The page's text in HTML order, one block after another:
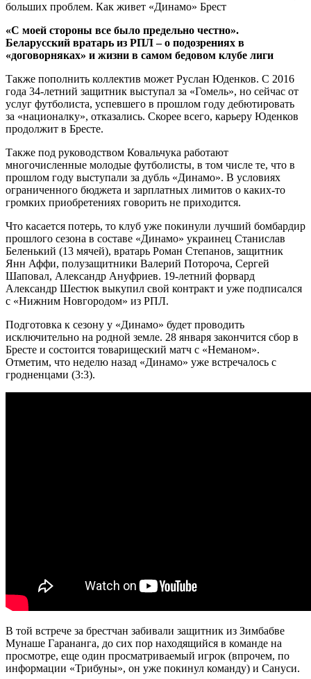
«С моей стороны все было предельно честно».
Беларусский вратарь из РПЛ – о подозрениях в
«договорняках» и жизни в самом бедовом клубе лиги
Также пополнить коллектив может Руслан Юденков. С 2016
года 34-летний защитник выступал за «Гомель», но сейчас от
услуг футболиста, успевшего в прошлом году дебютировать
за «националку», отказались. Скорее всего, карьеру Юденков
продолжит в Бресте.
Также под руководством Ковальчука работают
многочисленные молодые футболисты, в том числе те, что в
прошлом году выступали за дубль «Динамо». В условиях
ограниченного бюджета и зарплатных лимитов о каких-то
громких приобретениях говорить не приходится.
Что касается потерь, то клуб уже покинули лучший бомбардир
прошлого сезона в составе «Динамо» украинец Станислав
Беленький (13 мячей), вратарь Роман Степанов, защитник
Янн Аффи, полузащитники Валерий Потороча, Сергей
Шаповал, Александр Ануфриев. 19-летний форвард
Александр Шестюк выкупил свой контракт и уже подписался
с «Нижним Новгородом» из РПЛ.
Подготовка к сезону у «Динамо» будет проводить
исключительно на родной земле. 28 января закончится сбор в
Бресте и состоится товарищеский матч с «Неманом».
Отметим, что неделю назад «Динамо» уже встречалось с
гродненцами (3:3).
В той встрече за брестчан забивали защитник из Зимбабве
Мунаше Гарананга, до сих пор находящийся в команде на
просмотре, еще один просматриваемый игрок (впрочем, по
информации «Трибуны», он уже покинул команду) и Сануси.